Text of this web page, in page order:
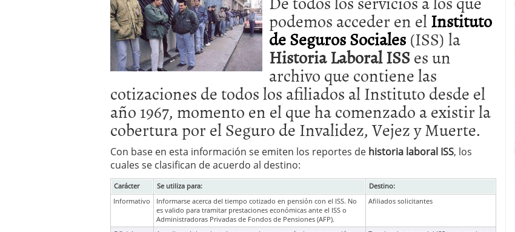
podemos acceder en elInstituto
de Seguros Sociales(ISS) la
Historia Laboral ISSes un
archivo que contiene las
cotizaciones de todos los afiliados al Instituto desde el
año 1967, momento en el que ha comenzado a existir la
cobertura por el Seguro de Invalidez, Vejez y Muerte.
Con base en esta información se emiten los reportes de historia laboral ISS, los
cuales se clasifican de acuerdo al destino:
Carácter Se utiliza para:
Destino:
Informativo
Informarse acerca del tiempo cotizado en pensión con el ISS. No
es valido para tramitar prestaciones económicas ante el ISS o
Administradoras Privadas de Fondos de Pensiones (AFP).
Afiliados solicitantes